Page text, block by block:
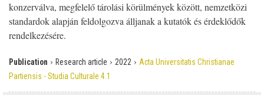
konzerválva, megfelelő tárolási körülmények között, nemzetközi
standardok alapján feldolgozva álljanak a kutatók és érdeklődők
rendelkezésére.
Publication › Research article › 2022 › Acta Universitatis Christianae
Partiensis - Studia Culturale 4.1